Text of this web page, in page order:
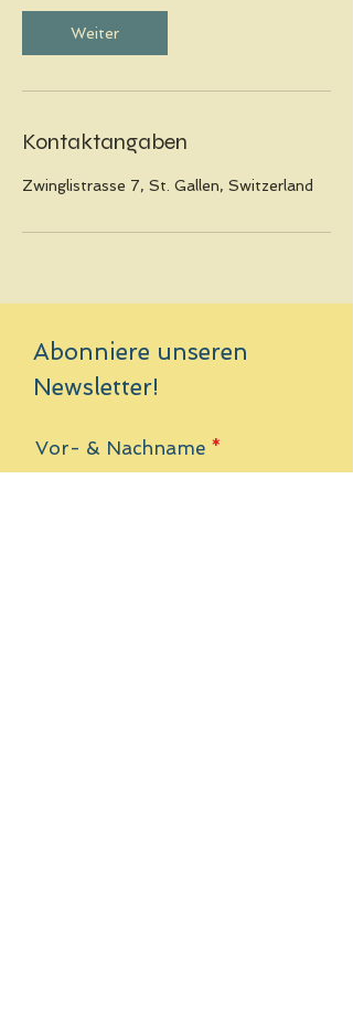
Weiter
Kontaktangaben
Zwinglistrasse 7, St. Gallen, Switzerland
Abonniere unseren
Newsletter!
Vor- & Nachname